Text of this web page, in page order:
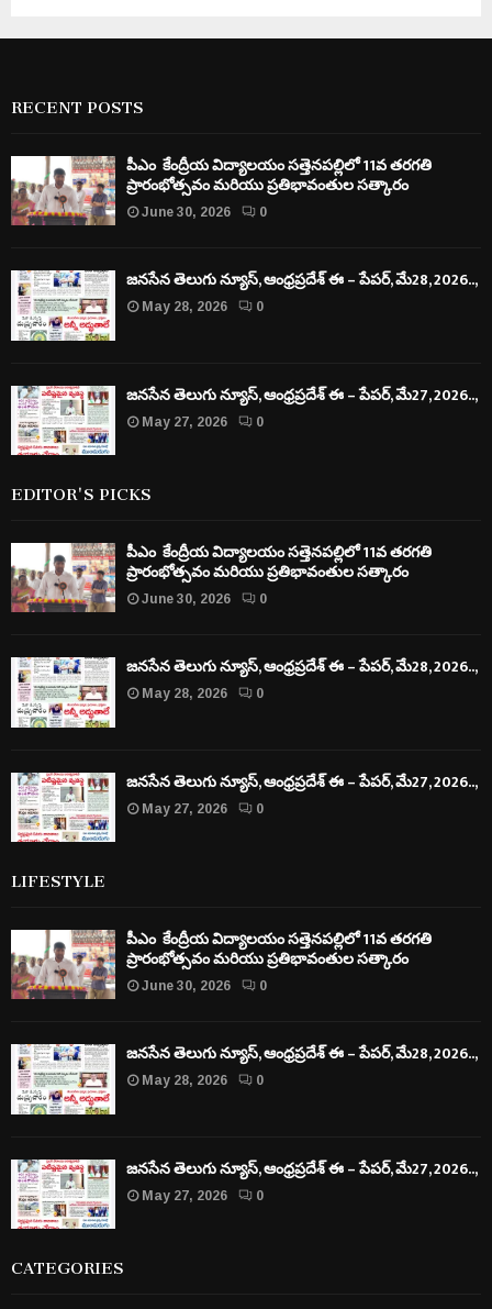
RECENT POSTS
పీఎం కేంద్రీయ విద్యాలయం సత్తెనపల్లిలో 11వ తరగతి
ప్రారంభోత్సవం మరియు ప్రతిభావంతుల సత్కారం
June 30, 2026
0
జనసేన తెలుగు న్యూస్, ఆంధ్రప్రదేశ్ ఈ – పేపర్, మే28, 2026..,
May 28, 2026
0
జనసేన తెలుగు న్యూస్, ఆంధ్రప్రదేశ్ ఈ – పేపర్, మే27, 2026..,
May 27, 2026
0
EDITOR'S PICKS
పీఎం కేంద్రీయ విద్యాలయం సత్తెనపల్లిలో 11వ తరగతి
ప్రారంభోత్సవం మరియు ప్రతిభావంతుల సత్కారం
June 30, 2026
0
జనసేన తెలుగు న్యూస్, ఆంధ్రప్రదేశ్ ఈ – పేపర్, మే28, 2026..,
May 28, 2026
0
జనసేన తెలుగు న్యూస్, ఆంధ్రప్రదేశ్ ఈ – పేపర్, మే27, 2026..,
May 27, 2026
0
LIFESTYLE
పీఎం కేంద్రీయ విద్యాలయం సత్తెనపల్లిలో 11వ తరగతి
ప్రారంభోత్సవం మరియు ప్రతిభావంతుల సత్కారం
June 30, 2026
0
జనసేన తెలుగు న్యూస్, ఆంధ్రప్రదేశ్ ఈ – పేపర్, మే28, 2026..,
May 28, 2026
0
జనసేన తెలుగు న్యూస్, ఆంధ్రప్రదేశ్ ఈ – పేపర్, మే27, 2026..,
May 27, 2026
0
CATEGORIES